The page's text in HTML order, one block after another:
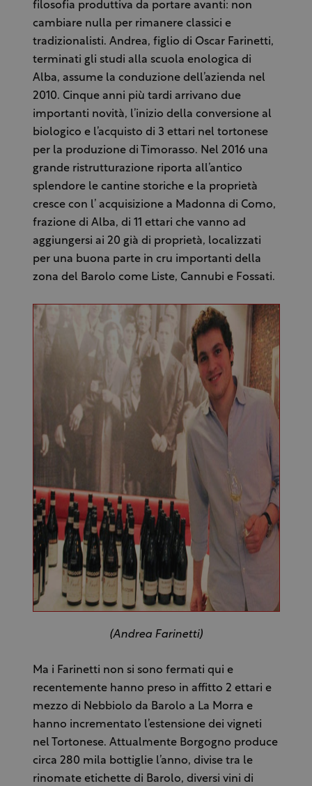
filosofia produttiva da portare avanti: non
cambiare nulla per rimanere classici e
tradizionalisti. Andrea, figlio di Oscar Farinetti,
terminati gli studi alla scuola enologica di
Alba, assume la conduzione dell’azienda nel
2010. Cinque anni più tardi arrivano due
importanti novità, l’inizio della conversione al
biologico e l’acquisto di 3 ettari nel tortonese
per la produzione di Timorasso. Nel 2016 una
grande ristrutturazione riporta all’antico
splendore le cantine storiche e la proprietà
cresce con l’ acquisizione a Madonna di Como,
frazione di Alba, di 11 ettari che vanno ad
aggiungersi ai 20 già di proprietà, localizzati
per una buona parte in cru importanti della
zona del Barolo come Liste, Cannubi e Fossati.
(Andrea Farinetti)
Ma i Farinetti non si sono fermati qui e
recentemente hanno preso in affitto 2 ettari e
mezzo di Nebbiolo da Barolo a La Morra e
hanno incrementato l’estensione dei vigneti
nel Tortonese. Attualmente Borgogno produce
circa 280 mila bottiglie l’anno, divise tra le
rinomate etichette di Barolo, diversi vini di